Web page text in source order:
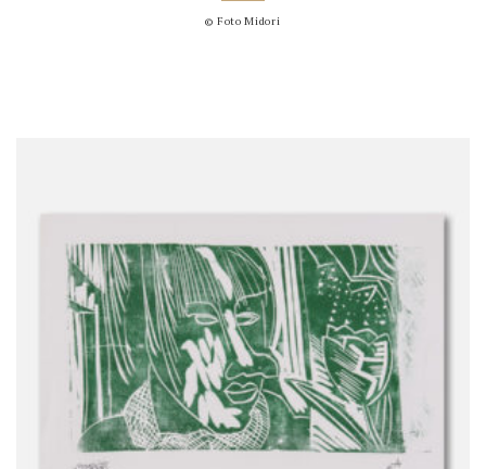
© Foto Midori